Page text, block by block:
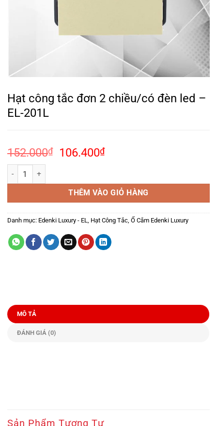
Hạt công tắc đơn 2 chiều/có đèn led –
EL-201L
152.000₫
Giá
152.000₫.
106.400₫Giá
là:
106.400₫.
Hạt công tắc đơn 2 chiều/có đèn led – EL-201L số lượng
THÊM VÀO GIỎ HÀNG
Danh mục: Edenki Luxury - EL, Hạt Công Tắc, Ổ Cắm Edenki Luxury
MÔ TẢ
ĐÁNH GIÁ (0)
Sản Phẩm Tương Tự